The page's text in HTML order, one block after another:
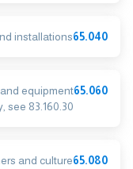
65.040
installations
65.060
equipment
see 83.160.30
65.080
and culture